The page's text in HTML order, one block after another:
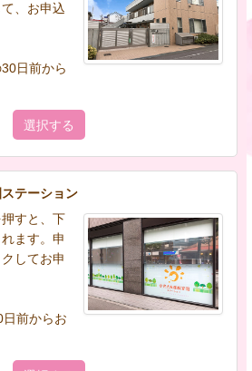
、お申込
日前から
選択する
ステーション
押すと、下
ます。申
してお申
前からお